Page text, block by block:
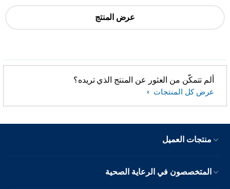
عرض المنتج
ألم تتمكّن من العثور عن المنتج الذي تريده؟
عرض كل المنتجات
منتجات العميل
المتخصصون في الرعاية الصحية